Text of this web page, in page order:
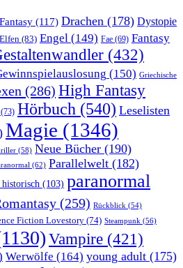
(117) Drachen (178) Dystopie
Elfen (83) Engel (149) Fae (69) Fantasy
(432)
(150) Griechische
(286) High Fantasy
(73) Hörbuch (540) Leselisten
Magie (1346)
(58) Neue Bücher (190)
(62) Parallelwelt (182)
(103) paranormal
(259) Rückblick (54)
Fiction Lovestory (74) Steampunk (56)
Vampire (421)
Werwölfe (164) young adult (175)